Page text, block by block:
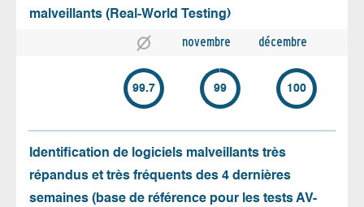
malveillants (Real-World Testing)
novembre décembre
99.7 99 100
Identification de logiciels malveillants très
répandus et très fréquents des 4 dernières
semaines (base de référence pour les tests AV-